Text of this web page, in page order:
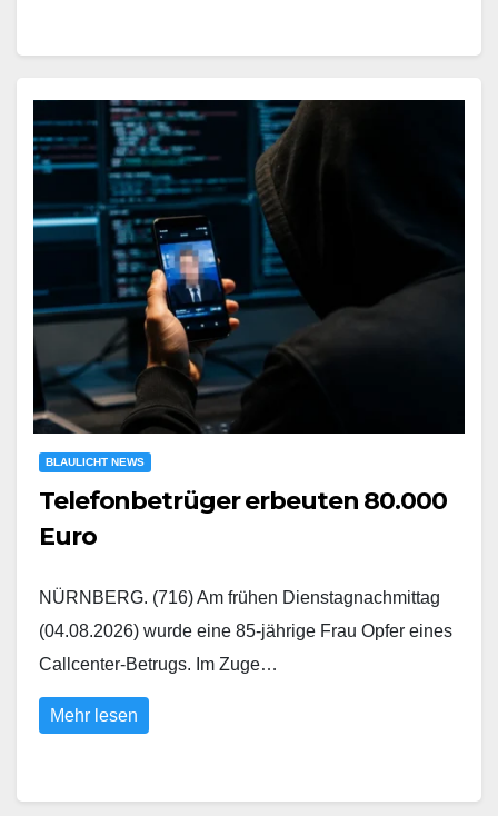
BLAULICHT NEWS
Telefonbetrüger erbeuten 80.000
Euro
NÜRNBERG. (716) Am frühen Dienstagnachmittag
(04.08.2026) wurde eine 85-jährige Frau Opfer eines
Callcenter-Betrugs. Im Zuge…
Mehr lesen